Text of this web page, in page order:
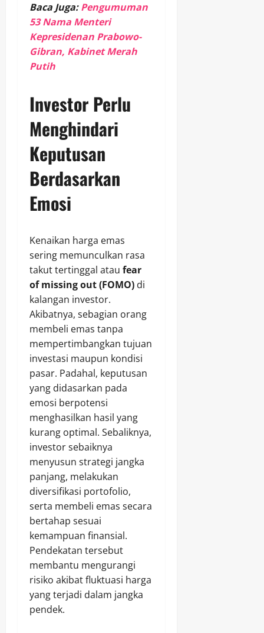
Baca Juga: Pengumuman
53 Nama Menteri
Kepresidenan Prabowo-
Gibran, Kabinet Merah
Putih
Investor Perlu
Menghindari
Keputusan
Berdasarkan
Emosi
Kenaikan harga emas
sering memunculkan rasa
takut tertinggal atau fear
of missing out (FOMO) di
kalangan investor.
Akibatnya, sebagian orang
membeli emas tanpa
mempertimbangkan tujuan
investasi maupun kondisi
pasar. Padahal, keputusan
yang didasarkan pada
emosi berpotensi
menghasilkan hasil yang
kurang optimal. Sebaliknya,
investor sebaiknya
menyusun strategi jangka
panjang, melakukan
diversifikasi portofolio,
serta membeli emas secara
bertahap sesuai
kemampuan finansial.
Pendekatan tersebut
membantu mengurangi
risiko akibat fluktuasi harga
yang terjadi dalam jangka
pendek.